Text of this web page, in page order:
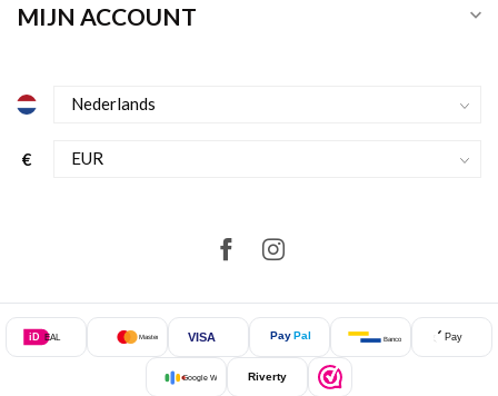
MIJN ACCOUNT
€
iD EAL Mastercard VISA Pay Pal Bancontact Pay
Google Wallet Riverty